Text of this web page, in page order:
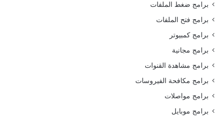
برامج ضغط الملفات
برامج فتح الملفات
برامج كمبيوتر
برامج مجانية
برامج مشاهدة القنوات
برامج مكافحة الفيروسات
برامج مواصلات
برامج موبايل